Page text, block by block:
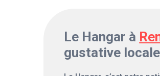
Le Hangar à
gustative locale